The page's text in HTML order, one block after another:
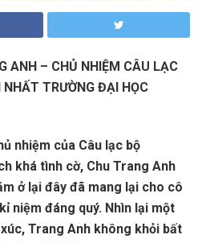
ANH – CHỦ NHIỆM CÂU LẠC
NHẤT TRƯỜNG ĐẠI HỌC
nhiệm của Câu lạc bộ
khá tình cờ, Chu Trang Anh
ở lại đây đã mang lại cho cô
niệm đáng quý. Nhìn lại một
Trang Anh không khỏi bất